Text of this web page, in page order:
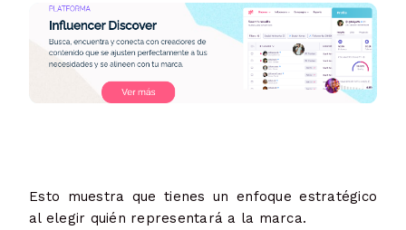
Esto muestra que tienes un enfoque estratégico
al elegir quién representará a la marca.